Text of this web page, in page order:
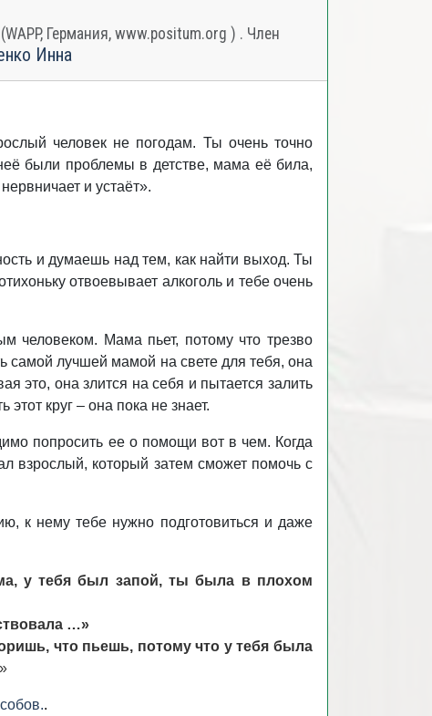
Германия, www.positum.org ) . Член
Инна
человек не погодам. Ты очень точно
были проблемы в детстве, мама её била,
и устаёт».
и думаешь над тем, как найти выход. Ты
отвоевывает алкоголь и тебе очень
человеком. Мама пьет, потому что трезво
самой лучшей мамой на свете для тебя, она
это, она злится на себя и пытается залить
круг – она пока не знает.
попросить ее о помощи вот в чем. Когда
взрослый, который затем сможет помочь с
к нему тебе нужно подготовиться и даже
у тебя был запой, ты была в плохом
…»
что пьешь, потому что у тебя была
.